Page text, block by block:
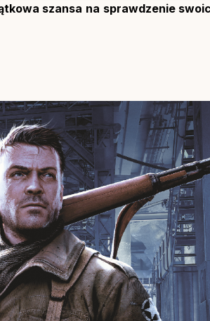
szansa na sprawdzenie